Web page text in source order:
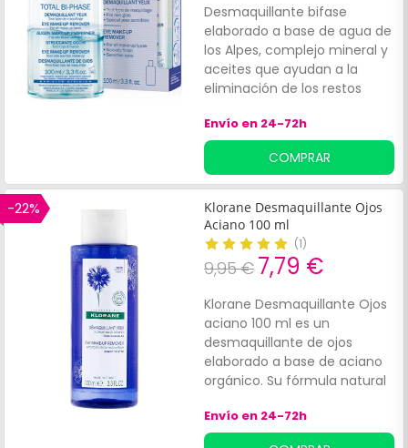
Desmaquillante bifase
elaborado a base de agua de
los Alpes, complejo mineral y
aceites que ayudan a la
eliminación de los restos
formulación es respetuosa
con la salud de la piel, en
especial la de la zona del
contorno de los ojos. Su uso
refresca la epidermis,
evitando la irritación y
ofreciendo un resultado
impecable.
Envío en 24-72h
COMPRAR
-22%
Klorane Desmaquillante Ojos
Aciano 100 ml
(1)
9,95 € 7,79 €
Klorane Desmaquillante Ojos
aciano 100 ml es un
desmaquillante de ojos
elaborado a base de aciano
orgánico. Su fórmula natural
maquillaje resistente,
máscara, delineador y
Envío en 24-72h